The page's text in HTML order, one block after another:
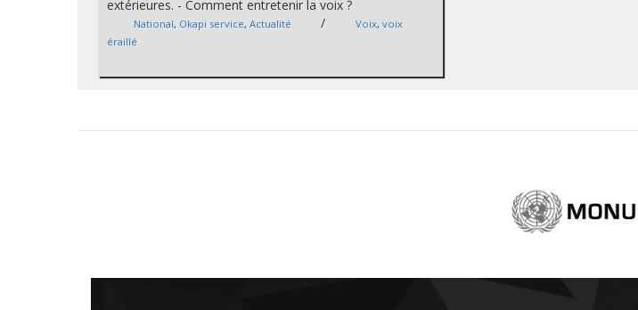
extérieures. - Comment entretenir la voix ?
National, Okapi service,Actualité / Voix,voix
éraillé